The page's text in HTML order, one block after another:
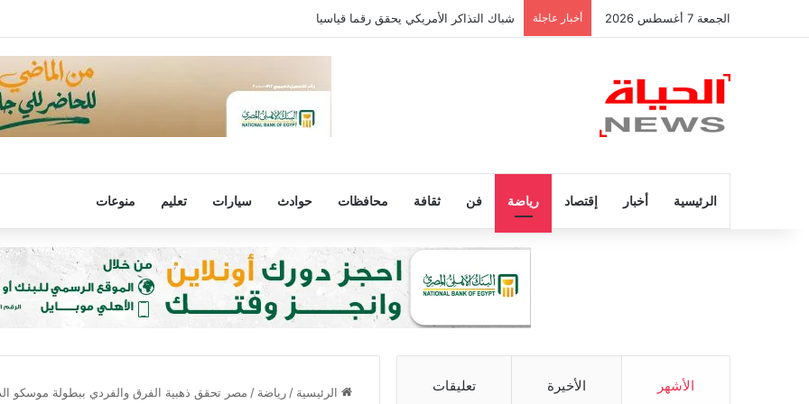
الجمعة 7 أغسطس 2026 أخبار عاجلة شباك التذاكر الأمريكي يحقق رقما قياسيا
الرئيسية أخبار إقتصاد رياضة فن ثقافة محافظات حوادث سيارات تعليم منوعات
الرئيسية / رياضة / مصر تحقق ذهبية الفرق والفردي ببطولة موسكو الأشهر الأخيرة تعليقات